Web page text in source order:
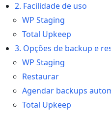
2. Facilidade de uso
WP Staging
Total Upkeep
3. Opções de backup e
WP Staging
Restaurar
Agendar backups
Total Upkeep